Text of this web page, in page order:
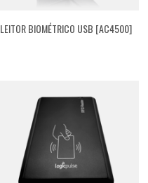
LEITOR BIOMÉTRICO USB [AC4500]